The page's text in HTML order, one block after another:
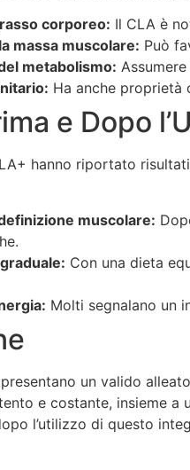
corporeo: Il CLA è
massa muscolare: Può
metabolismo:
Ha anche proprietà
e Dopo
hanno riportato
muscolare:
Con una dieta
Molti segnalano un
un valido
e costante, insieme
l’utilizzo di questo